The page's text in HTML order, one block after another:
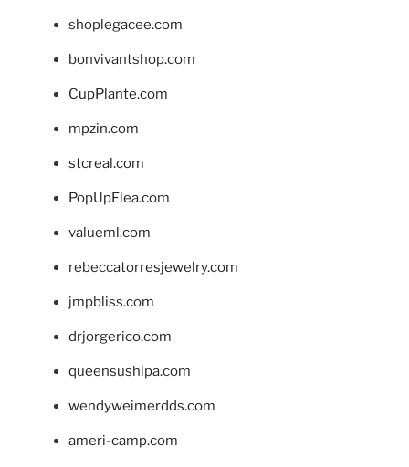
shoplegacee.com
bonvivantshop.com
CupPlante.com
mpzin.com
stcreal.com
PopUpFlea.com
valueml.com
rebeccatorresjewelry.com
jmpbliss.com
drjorgerico.com
queensushipa.com
wendyweimerdds.com
ameri-camp.com